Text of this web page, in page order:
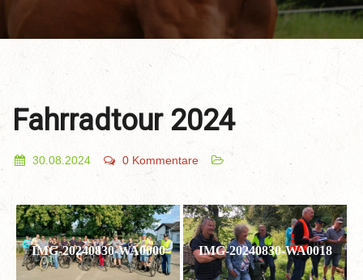
Fahrradtour 2024
30.08.2024 0 Kommentare
IMG-20240830-WA0000 IMG-20240830-WA0018